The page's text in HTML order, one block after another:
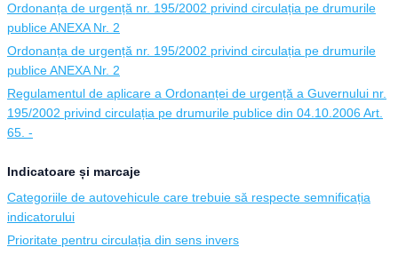
Ordonanța de urgență nr. 195/2002 privind circulația pe drumurile
publice ANEXA Nr. 2
Ordonanța de urgență nr. 195/2002 privind circulația pe drumurile
publice ANEXA Nr. 2
Regulamentul de aplicare a Ordonanței de urgență a Guvernului nr.
195/2002 privind circulația pe drumurile publice din 04.10.2006 Art.
65. -
Indicatoare și marcaje
Categoriile de autovehicule care trebuie să respecte semnificația
indicatorului
Prioritate pentru circulația din sens invers